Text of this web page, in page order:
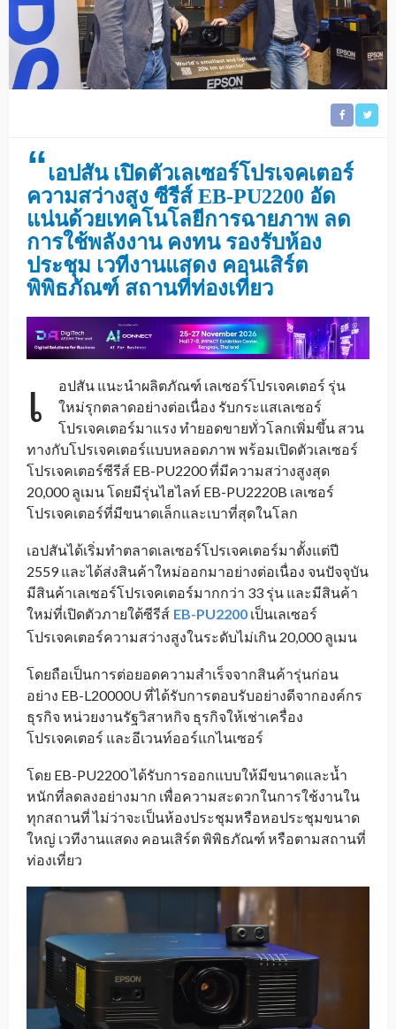
“เอปสัน เปิดตัวเลเซอร์โปรเจคเตอร์
ความสว่างสูง ซีรีส์ EB-PU2200 อัด
แน่นด้วยเทคโนโลยีการฉายภาพ ลด
การใช้พลังงาน คงทน รองรับห้อง
ประชุม เวทีงานแสดง คอนเสิร์ต
พิพิธภัณฑ์ สถานที่ท่องเที่ยว
เ
อปสัน แนะนำผลิตภัณฑ์ เลเซอร์โปรเจคเตอร์ รุ่น
ใหม่รุกตลาดอย่างต่อเนื่อง รับกระแสเลเซอร์
โปรเจคเตอร์มาแรง ทำยอดขายทั่วโลกเพิ่มขึ้น สวน
ทางกับโปรเจคเตอร์แบบหลอดภาพ พร้อมเปิดตัวเลเซอร์
โปรเจคเตอร์ซีรีส์ EB-PU2200 ที่มีความสว่างสูงสุด
20,000 ลูเมน โดยมีรุ่นไฮไลท์ EB-PU2220B เลเซอร์
โปรเจคเตอร์ที่มีขนาดเล็กและเบาที่สุดในโลก
เอปสันได้เริ่มทำตลาดเลเซอร์โปรเจคเตอร์มาตั้งแต่ปี
2559 และได้ส่งสินค้าใหม่ออกมาอย่างต่อเนื่อง จนปัจจุบัน
มีสินค้าเลเซอร์โปรเจคเตอร์มากกว่า 33 รุ่น และมีสินค้า
ใหม่ที่เปิดตัวภายใต้ซีรีส์ EB-PU2200 เป็นเลเซอร์
โปรเจคเตอร์ความสว่างสูงในระดับไม่เกิน 20,000 ลูเมน
โดยถือเป็นการต่อยอดความสำเร็จจากสินค้ารุ่นก่อน
อย่าง EB-L20000U ที่ได้รับการตอบรับอย่างดีจากองค์กร
ธุรกิจ หน่วยงานรัฐวิสาหกิจ ธุรกิจให้เช่าเครื่อง
โปรเจคเตอร์ และอีเวนท์ออร์แกไนเซอร์
โดย EB-PU2200 ได้รับการออกแบบให้มีขนาดและน้ำ
หนักที่ลดลงอย่างมาก เพื่อความสะดวกในการใช้งานใน
ทุกสถานที่ ไม่ว่าจะเป็นห้องประชุมหรือหอประชุมขนาด
ใหญ่ เวทีงานแสดง คอนเสิร์ต พิพิธภัณฑ์ หรือตามสถานที่
ท่องเที่ยว